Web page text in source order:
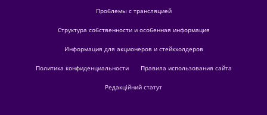
Проблемы с трансляцией
Структура собственности и особенная информация
Информация для акционеров и стейкхолдеров
Политика конфиденциальности Правила использования сайта
Редакційний статут